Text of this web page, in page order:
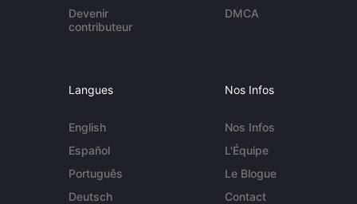
Devenir
contributeur
DMCA
Langues
English
Español
Português
Deutsch
Nos Infos
Nos Infos
L'Équipe
Le Blogue
Contact